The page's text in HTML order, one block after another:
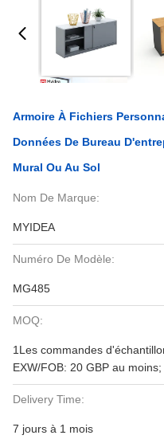
Armoire À Fichiers
Données De Bureau
Mural Ou Au Sol
Nom De Marque:
MYIDEA
Numéro De Modèle:
MG485
MOQ:
1Les commandes
EXW/FOB: 20 GBP au moins;
Delivery Time:
7 jours à 1 mois